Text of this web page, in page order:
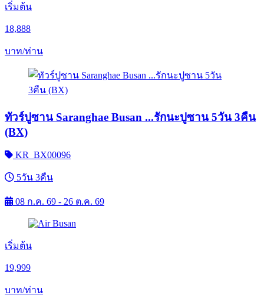
เริ่มต้น
18,888
บาท/ท่าน
ทัวร์ปูซาน Saranghae Busan ...รักนะปูซาน 5วัน 3คืน
(BX)
KR_BX00096
5วัน 3คืน
08 ก.ค. 69 - 26 ต.ค. 69
เริ่มต้น
19,999
บาท/ท่าน